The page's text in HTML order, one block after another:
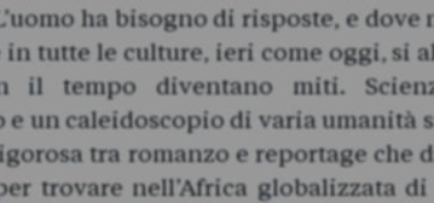
ha bisogno di risposte, e dove
in tutte le culture, ieri come oggi, si
il tempo diventano miti.
un caleidoscopio di varia umanità
tra romanzo e reportage che
trovare nell’Africa globalizzata